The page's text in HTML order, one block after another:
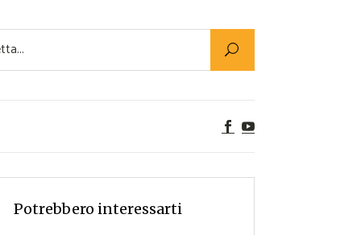
Utility
Alimenti
Rumors
Potrebbero interessarti